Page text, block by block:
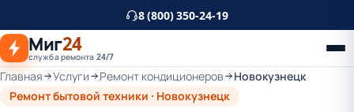
основному
контенту
8 (800) 350-24-19
Миг24
служба ремонта 24/7
Главная Услуги Ремонт кондиционеров
Новокузнецк
Ремонт бытовой техники · Новокузнецк